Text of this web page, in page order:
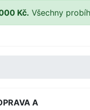
Kč. Všechny
A